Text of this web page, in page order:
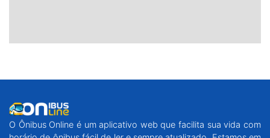
O Ônibus Online é um aplicativo web que facilita sua vida com